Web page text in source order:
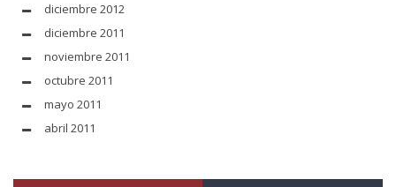
diciembre 2012
diciembre 2011
noviembre 2011
octubre 2011
mayo 2011
abril 2011